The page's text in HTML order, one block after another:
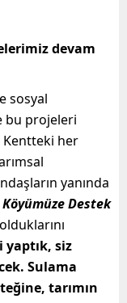
devam
sosyal
bu projeleri
her
yanında
Köyümüze Destek
siz
Sulama
tarımın